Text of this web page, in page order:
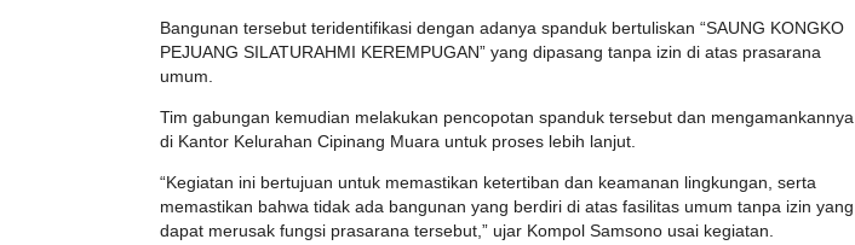
Bangunan tersebut teridentifikasi dengan adanya spanduk bertuliskan “SAUNG KONGKO
PEJUANG SILATURAHMI KEREMPUGAN” yang dipasang tanpa izin di atas prasarana
umum.
Tim gabungan kemudian melakukan pencopotan spanduk tersebut dan mengamankannya
di Kantor Kelurahan Cipinang Muara untuk proses lebih lanjut.
“Kegiatan ini bertujuan untuk memastikan ketertiban dan keamanan lingkungan, serta
memastikan bahwa tidak ada bangunan yang berdiri di atas fasilitas umum tanpa izin yang
dapat merusak fungsi prasarana tersebut,” ujar Kompol Samsono usai kegiatan.